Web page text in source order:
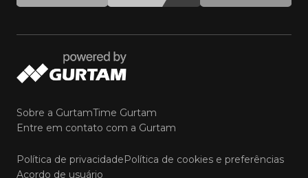
Sobre a GurtamTime Gurtam
Entre em contato com a Gurtam
Política de privacidadePolítica de cookies e preferências
Acordo de usuário